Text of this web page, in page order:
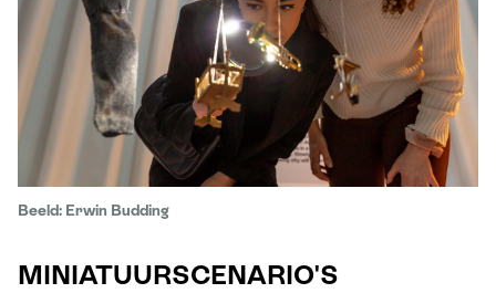
Beeld: Erwin Budding
MINIATUURSCENARIO'S